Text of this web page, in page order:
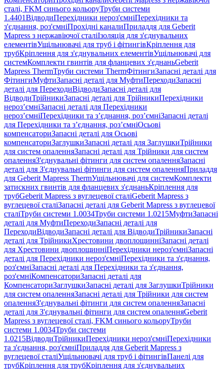
сталі, FKM синього кольоруТруби системи
1.4401ВідводиПерехідники нероз'ємніПерехідники та
з'єднання, роз'ємніПрохідні каналиПриладдя для Geberit
Mapress з нержавіючої сталіІзоляція для з'єднувальних
елементівУщільнювачі для труб і фітингівКріплення для
трубКріплення для з'єднувальних елементівУщільнювачі для
системКомплекти гвинтів для фланцевих з'єднаньGeberit
Mapress ThermТруби системи ThermФітингиЗапасні деталі для
ФітингиМуфтиЗапасні деталі для МуфтиПереходиЗапасні
деталі для ПереходиВідводиЗапасні деталі для
ВідводиТрійникиЗапасні деталі для ТрійникиПерехідники
нероз’ємніЗапасні деталі для Перехідники
нероз’ємніПерехідники та з’єднання, роз’ємніЗапасні деталі
для Перехідники та з’єднання, роз’ємніОсьові
компенсаториЗапасні деталі для Осьові
компенсаториЗаглушкиЗапасні деталі для ЗаглушкиТрійники
для систем опаленняЗапасні деталі для Трійники для систем
опаленняЗ'єднувальні фітинги для систем опаленняЗапасні
деталі для З'єднувальні фітинги для систем опаленняПриладдя
для Geberit Mapress ThermУщільнювачі для системКомплекти
затискних гвинтів для фланцевих з'єднаньКріплення для
трубGeberit Mapress з вуглецевої сталіGeberit Mapress з
вуглецевої сталіЗапасні деталі для Geberit Mapress з вуглецевої
сталіТруби системи 1.0034Труби системи 1.0215МуфтиЗапасні
деталі для МуфтиПереходиЗапасні деталі для
ПереходиВідводиЗапасні деталі для ВідводиТрійникиЗапасні
деталі для ТрійникиХрестовини двоплощинніЗапасні деталі
для Хрестовини двоплощинніПерехідники нероз'ємніЗапасні
деталі для Перехідники нероз'ємніПерехідники та з'єднання,
роз'ємніЗапасні деталі для Перехідники та з'єднання,
роз'ємніКомпенсаториЗапасні деталі для
КомпенсаториЗаглушкиЗапасні деталі для ЗаглушкиТрійники
для систем опаленняЗапасні деталі для Трійники для систем
опаленняЗ'єднувальні фітинги для систем опаленняЗапасні
деталі для З'єднувальні фітинги для систем опаленняGeberit
Mapress з вуглецевої сталі, FKM синього кольоруТруби
системи 1.0034Труби системи
1.0215ВідводиТрійникиПерехідники нероз'ємніПерехідники
та з'єднання, роз'ємніПриладдя для Geberit Mapress з
вуглецевої сталіУщільнювачі для труб і фітингівПанелі для
трубКріплення для трубКріплення для з'єднувальних